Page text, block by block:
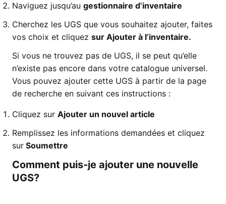
Naviguez jusqu’au gestionnaire d’inventaire
Cherchez les UGS que vous souhaitez ajouter, faites
vos choix et cliquez sur Ajouter à l’inventaire.
Si vous ne trouvez pas de UGS, il se peut qu’elle
n’existe pas encore dans votre catalogue universel.
Vous pouvez ajouter cette UGS à partir de la page
de recherche en suivant ces instructions :
Cliquez sur Ajouter un nouvel article
Remplissez les informations demandées et cliquez
sur Soumettre
Comment puis-je ajouter une nouvelle
UGS?